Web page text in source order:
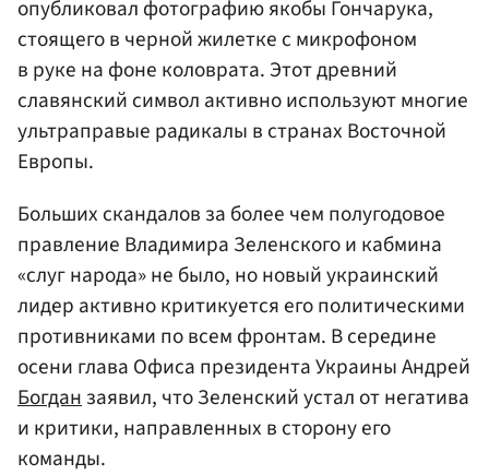
опубликовал фотографию якобы Гончарука,
стоящего в черной жилетке с микрофоном
в руке на фоне коловрата. Этот древний
славянский символ активно используют многие
ультраправые радикалы в странах Восточной
Европы.
Больших скандалов за более чем полугодовое
правление Владимира Зеленского и кабмина
«слуг народа» не было, но новый украинский
лидер активно критикуется его политическими
противниками по всем фронтам. В середине
осени глава Офиса президента Украины Андрей
Богдан заявил, что Зеленский устал от негатива
и критики, направленных в сторону его
команды.